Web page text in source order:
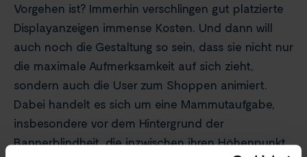
Vorgehen ist? Immerhin verschlingen gut platzierte
Displayanzeigen immense Kosten. Und dann will
auch noch die Gestaltung so sein, dass sie nicht nur
die maximale Aufmerksamkeit auf sich zieht,
sondern auch die User zum Shoppen animiert.
Dabei handelt es sich um eine Mammutaufgabe,
insbesondere vor dem Hintergrund der
Bannerblindheit, die inzwischen ihren Höhenpunkt